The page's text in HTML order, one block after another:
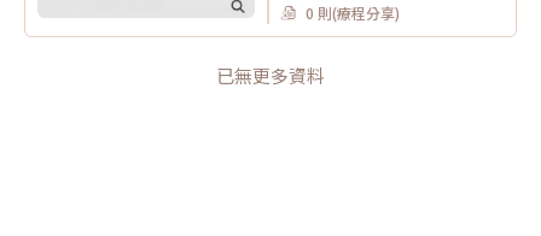
0 則(療程分享)
已無更多資料